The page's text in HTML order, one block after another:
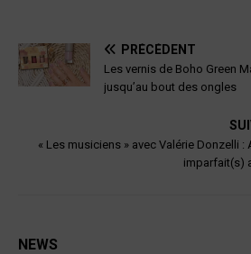
PRÉCÉDENT
Les vernis de Boho Green
jusqu’au bout des ongles
« Les musiciens » avec Valérie Donzelli :
imparfait(s)
NEWS